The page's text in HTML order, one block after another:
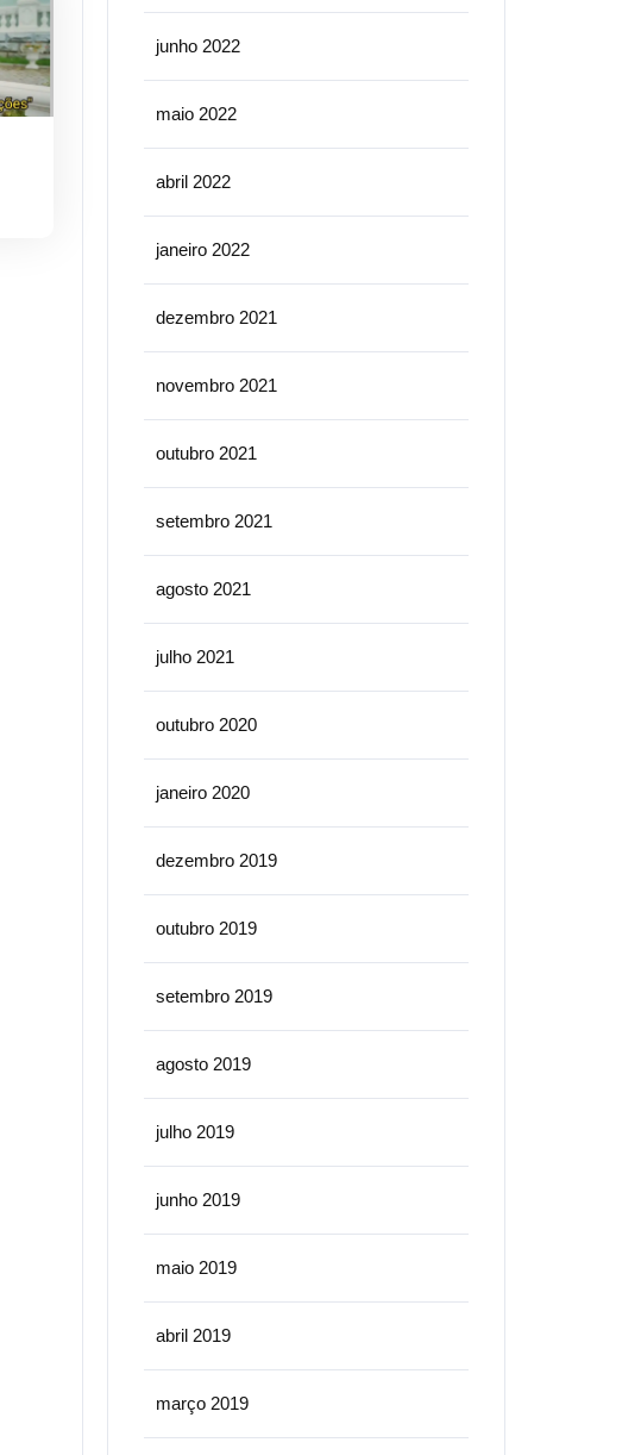
junho 2022
maio 2022
abril 2022
janeiro 2022
dezembro 2021
novembro 2021
outubro 2021
setembro 2021
agosto 2021
julho 2021
outubro 2020
janeiro 2020
dezembro 2019
outubro 2019
setembro 2019
agosto 2019
julho 2019
junho 2019
maio 2019
abril 2019
março 2019